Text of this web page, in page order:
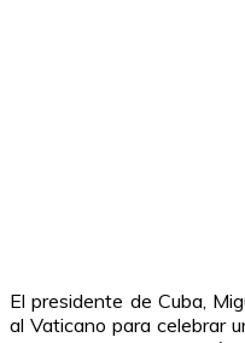
El presidente de Cuba,
al Vaticano para celebrar